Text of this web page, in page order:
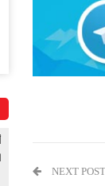
NEXT POST